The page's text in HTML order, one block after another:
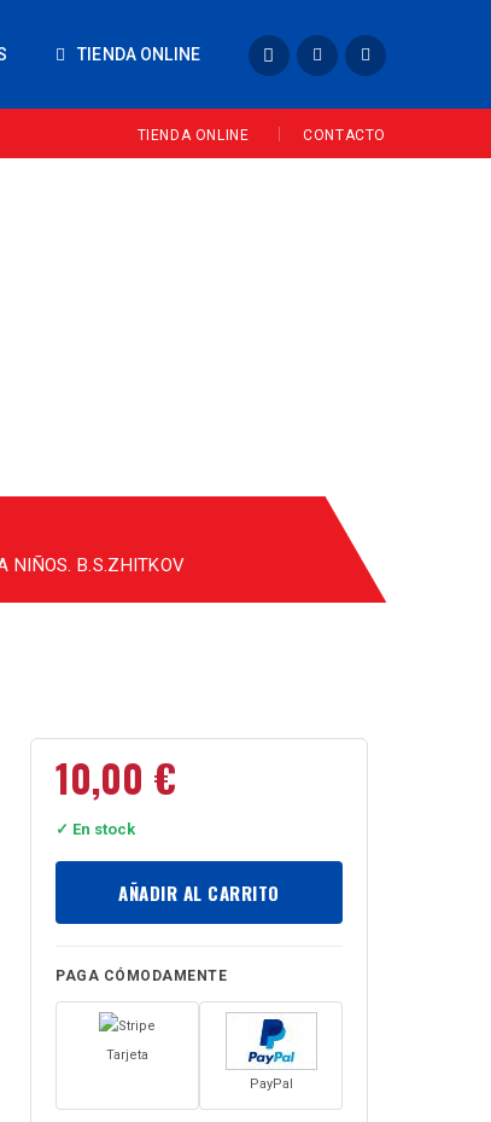
TIENDA ONLINE
TIENDA ONLINE CONTACTO
NIÑOS. B.S.ZHITKOV
10,00 €
✓ En stock
AÑADIR AL CARRITO
PAGA CÓMODAMENTE
Tarjeta
PayPal